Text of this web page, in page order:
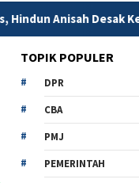
Desak Kemenhut
TOPIK POPULER
DPR
CBA
PMJ
PEMERINTAH